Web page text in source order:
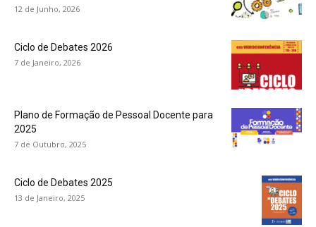
12 de Junho, 2026
Ciclo de Debates 2026
7 de Janeiro, 2026
Plano de Formação de Pessoal Docente para
2025
7 de Outubro, 2025
Ciclo de Debates 2025
13 de Janeiro, 2025